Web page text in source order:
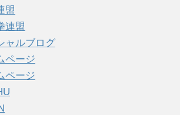
盟
連盟
ャルブログ
ページ
ページ